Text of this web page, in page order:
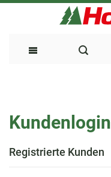
Inhalt
Kundenlogin
Registrierte Kunden